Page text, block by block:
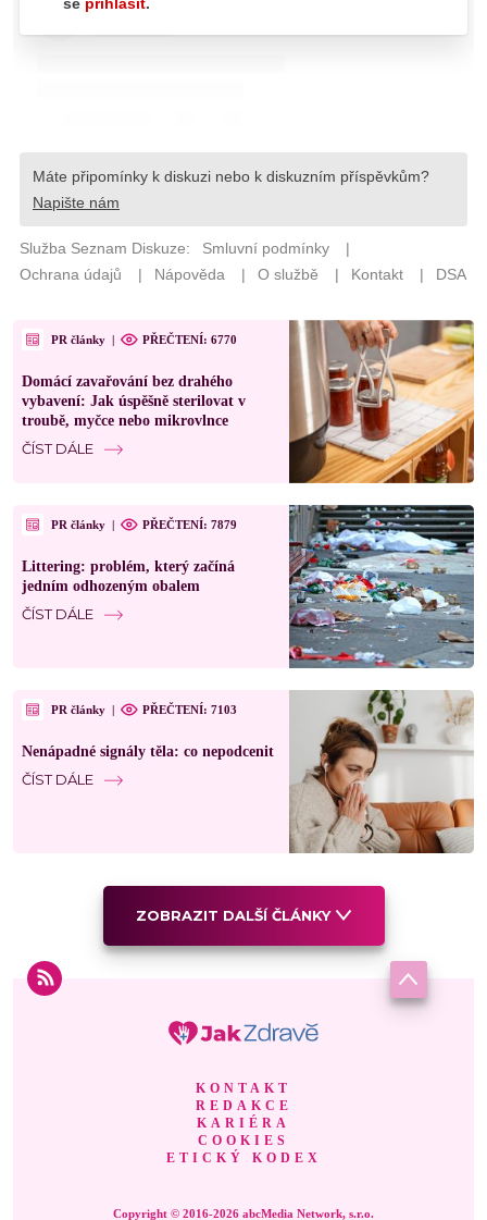
PR články | PŘEČTENÍ: 6770
Domácí zavařování bez drahého
vybavení: Jak úspěšně sterilovat v
troubě, myčce nebo mikrovlnce
ČÍST DÁLE
PR články | PŘEČTENÍ: 7879
Littering: problém, který začíná
jedním odhozeným obalem
ČÍST DÁLE
PR články | PŘEČTENÍ: 7103
Nenápadné signály těla: co nepodcenit
ČÍST DÁLE
ZOBRAZIT DALŠÍ ČLÁNKY
KONTAKT
REDAKCE
KARIÉRA
COOKIES
ETICKÝ KODEX
Copyright © 2016-2026 abcMedia Network, s.r.o.